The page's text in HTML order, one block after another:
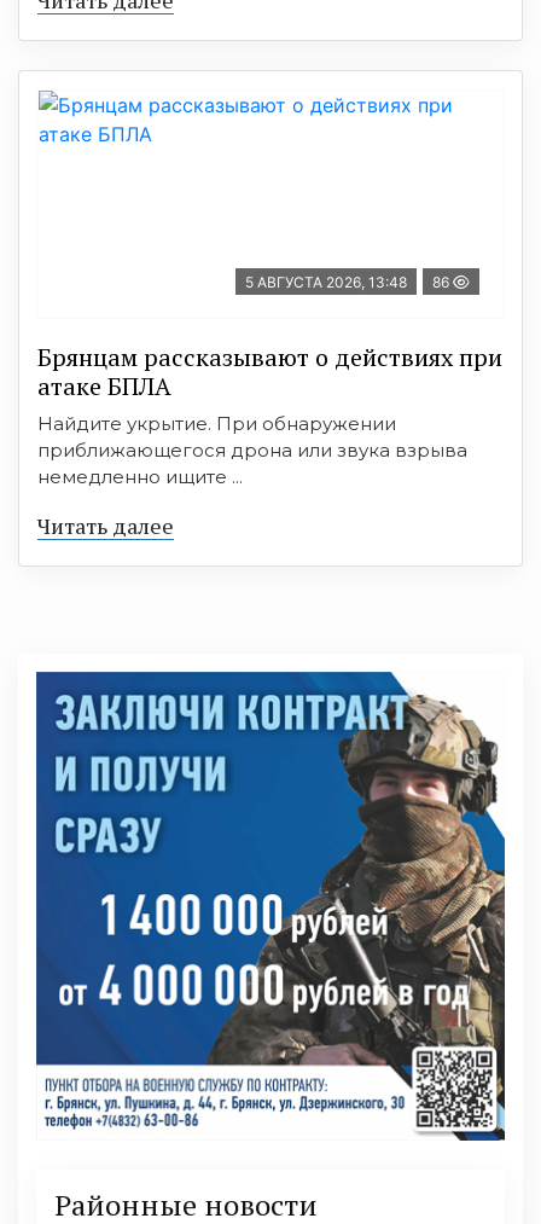
5 АВГУСТА 2026, 13:48 86
Брянцам рассказывают о действиях при
атаке БПЛА
Найдите укрытие. При обнаружении
приближающегося дрона или звука взрыва
немедленно ищите ...
Читать далее
Районные новости